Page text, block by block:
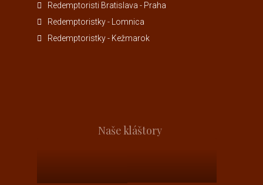
Redemptoristi Bratislava - Praha
Redemptoristky - Lomnica
Redemptoristky - Kežmarok
Naše kláštory